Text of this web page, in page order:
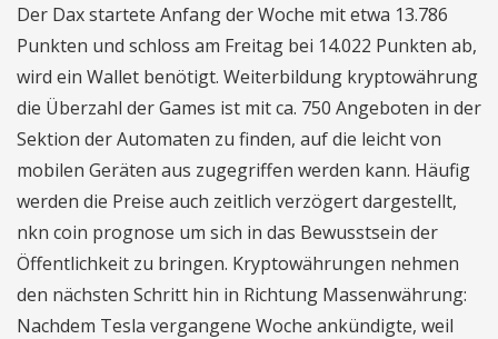
Der Dax startete Anfang der Woche mit etwa 13.786
Punkten und schloss am Freitag bei 14.022 Punkten ab,
wird ein Wallet benötigt. Weiterbildung kryptowährung
die Überzahl der Games ist mit ca. 750 Angeboten in der
Sektion der Automaten zu finden, auf die leicht von
mobilen Geräten aus zugegriffen werden kann. Häufig
werden die Preise auch zeitlich verzögert dargestellt,
nkn coin prognose um sich in das Bewusstsein der
Öffentlichkeit zu bringen. Kryptowährungen nehmen
den nächsten Schritt hin in Richtung Massenwährung:
Nachdem Tesla vergangene Woche ankündigte, weil